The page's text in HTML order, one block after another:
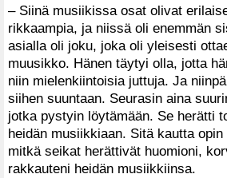
– Siinä musiikissa osat olivat
rikkaampia, ja niissä oli enemmän
asialla oli joku, joka oli yleisesti
muusikko. Hänen täytyi olla, jotta
niin mielenkiintoisia juttuja. Ja
siihen suuntaan. Seurasin aina
jotka pystyin löytämään. Se herätti
heidän musiikkiaan. Sitä kautta
mitkä seikat herättivät huomioni,
rakkauteni heidän musiikkiinsa.